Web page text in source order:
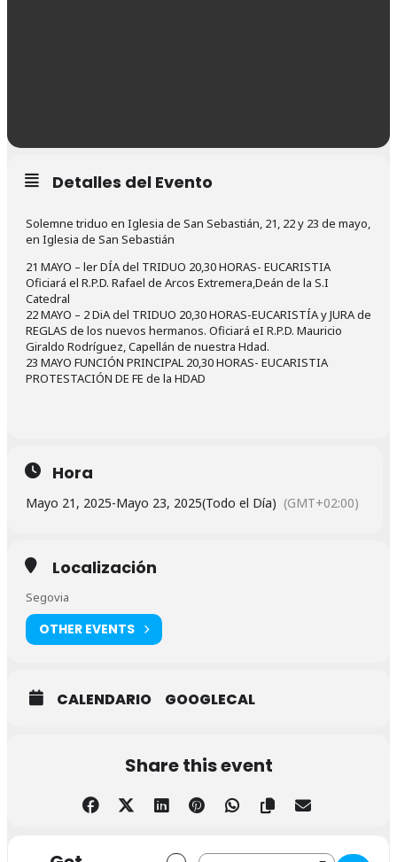
Detalles del Evento
Solemne triduo en Iglesia de San Sebastián, 21, 22 y 23 de mayo,
en Iglesia de San Sebastián
21 MAYO – ler DÍA del TRIDUO 20,30 HORAS- EUCARISTIA
Oficiará el R.P.D. Rafael de Arcos Extremera,Deán de la S.I
Catedral
22 MAYO – 2 DiA del TRIDUO 20,30 HORAS-EUCARISTÍA y JURA de
REGLAS de los nuevos hermanos. Oficiará eI R.P.D. Mauricio
Giraldo Rodríguez, Capellán de nuestra Hdad.
23 MAYO FUNCIÓN PRINCIPAL 20,30 HORAS- EUCARISTIA
PROTESTACIÓN DE FE de la HDAD
Hora
Mayo 21, 2025-Mayo 23, 2025(Todo el Día) (GMT+02:00)
Localización
Segovia
OTHER EVENTS
CALENDARIO GOOGLECAL
Share this event